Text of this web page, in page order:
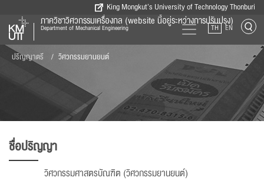
King Mongkut’s University of Technology Thonburi
ภาควิชาวิศวกรรมเครื่องกล (website นี้อยู่ระหว่างการปรับปรุง)
Department of Mechanical Engineering TH EN
ปริญญาตรี วิศวกรรมยานยนต์
ชื่อปริญญา
วิศวกรรมศาสตรบัณฑิต (วิศวกรรมยานยนต์)